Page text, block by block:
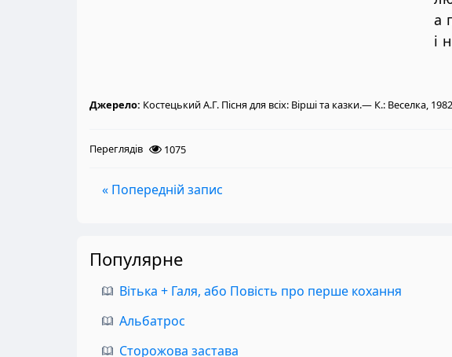
а
і
Джерело: Костецький А.Г. Пісня для всіх: Вірші та казки.— К.: Веселка, 1982
Переглядів 1075
« Попередній запис
Популярне
Вітька + Галя, або Повість про перше кохання
Альбатрос
Сторожова застава